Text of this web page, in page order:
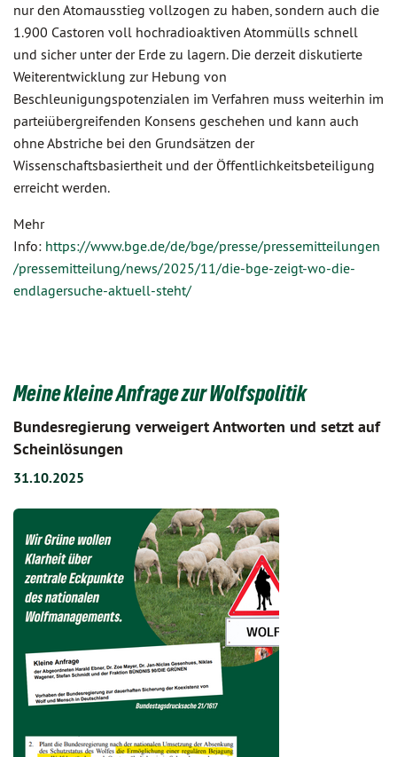
nur den Atomausstieg vollzogen zu haben, sondern auch die
1.900 Castoren voll hochradioaktiven Atommülls schnell
und sicher unter der Erde zu lagern. Die derzeit diskutierte
Weiterentwicklung zur Hebung von
Beschleunigungspotenzialen im Verfahren muss weiterhin im
parteiübergreifenden Konsens geschehen und kann auch
ohne Abstriche bei den Grundsätzen der
Wissenschaftsbasiertheit und der Öffentlichkeitsbeteiligung
erreicht werden.
Mehr
Info: https://www.bge.de/de/bge/presse/pressemitteilungen
/pressemitteilung/news/2025/11/die-bge-zeigt-wo-die-
endlagersuche-aktuell-steht/
Meine kleine Anfrage zur Wolfspolitik
Bundesregierung verweigert Antworten und setzt auf
Scheinlösungen
31.10.2025